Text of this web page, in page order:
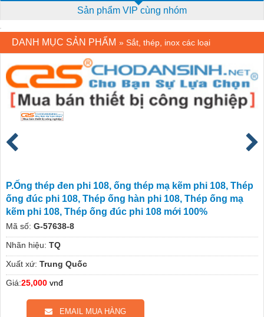
Sản phẩm VIP cùng nhóm
DANH MỤC SẢN PHẨM » Sắt, thép, inox các loại
P.Ống thép đen phi 108, ống thép mạ kẽm phi 108, Thép
ống đúc phi 108, Thép ống hàn phi 108, Thép ống mạ
kẽm phi 108, Thép ống đúc phi 108 mới 100%
Mã số: G-57638-8
Nhãn hiệu: TQ
Xuất xứ: Trung Quốc
Giá:25,000 vnđ
EMAIL MUA HÀNG